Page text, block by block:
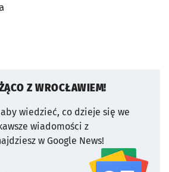
Z WROCŁAWIEM!
wiedzieć, co dzieje się we
wiadomości z
w Google News!